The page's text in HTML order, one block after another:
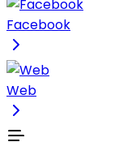
Facebook
Web